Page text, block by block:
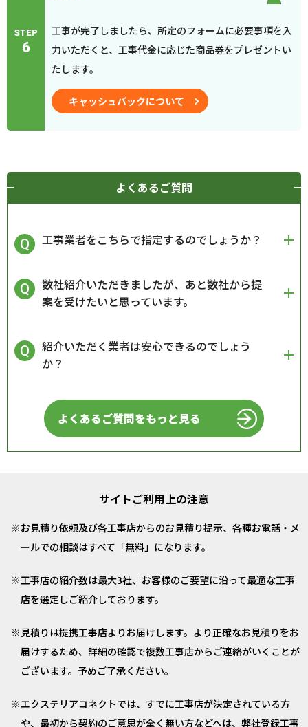
STEP
6
工事が完了しましたら、所定のフォームに必要事項を入
力いただくと、工事代金に応じた商品券をプレゼントい
たします。
キャッシュバックについて
よくあるご質問
工事業者をこちらで指定するのでしょうか？
数社紹介いただきましたが、あと数社から提
案を受けたいと思っています。
紹介いただく業者は安心できるのでしょう
か？
よくあるご質問をもっと見る
サイトご利用上の注意
お見積り依頼及び各工事店からのお見積り提示、各種お電話・メ
ールでの相談はすべて「無料」になります。
工事店の紹介数は最大3社、お客様のご要望に沿って最適な工事
店を選定しご紹介しております。
見積りは提携工事店よりお届けします。より正確なお見積りをお
届けするため、詳細の確認で複数工事店からご連絡がいくことが
ございます。予めご了承ください。
エクステリアコネクトでは、すでに工事店が決定されている方
や、最初から契約のご意思が全く無い方などへは、弊社登録工事